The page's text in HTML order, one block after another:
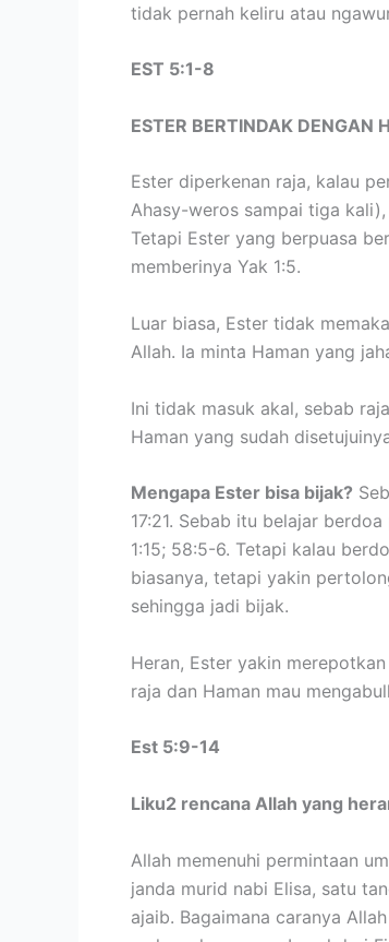
tidak pernah keliru atau
EST 5:1-8
ESTER BERTINDAK DENGAN
Ester diperkenan raja, kalau
Ahasy-weros sampai tiga
Tetapi Ester yang berpuasa
memberinya Yak 1:5.
Luar biasa, Ester tidak
Allah. Ia minta Haman yang
Ini tidak masuk akal, sebab
Haman yang sudah
Mengapa Ester bisa bijak?
17:21. Sebab itu belajar
1:15; 58:5-6. Tetapi kalau
biasanya, tetapi yakin
sehingga jadi bijak.
Heran, Ester yakin
raja dan Haman mau
Est 5:9-14
Liku2 rencana Allah yang
Allah memenuhi permintaan
janda murid nabi Elisa, satu
ajaib. Bagaimana caranya